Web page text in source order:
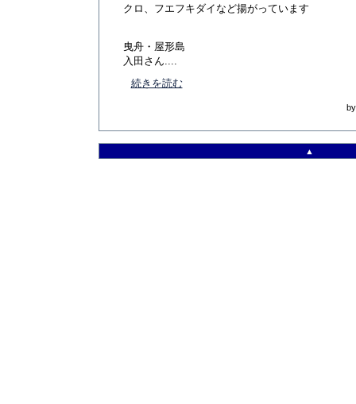
クロ、フエフキダイなど揚がっています
曳舟・屋形島
入田さん....
続きを読む
▲